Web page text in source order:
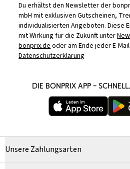
Du erhältst den Newsletter der
mbH mit exklusiven Gutscheinen,
individualisierten Angeboten. Diese
mit Wirkung für die Zukunft unter
bonprix.deoder am Ende jeder E-
Datenschutzerklärung
DIE BONPRIX APP –
Unsere Zahlungsarten